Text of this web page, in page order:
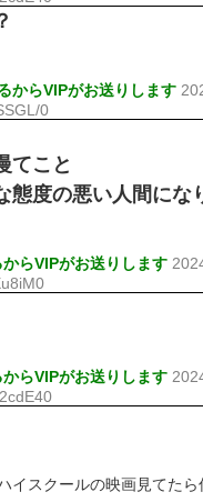
からVIPがお送りします
0
てこと
態度の悪い人間にな
らVIPがお送りします
らVIPがお送りします
イスクールの映画見てたら